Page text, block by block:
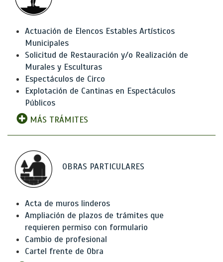
Actuación de Elencos Estables Artísticos
Municipales
Solicitud de Restauración y/o Realización de
Murales y Esculturas
Espectáculos de Circo
Explotación de Cantinas en Espectáculos
Públicos
MÁS TRÁMITES
OBRAS PARTICULARES
Acta de muros linderos
Ampliación de plazos de trámites que
requieren permiso con formulario
Cambio de profesional
Cartel frente de Obra